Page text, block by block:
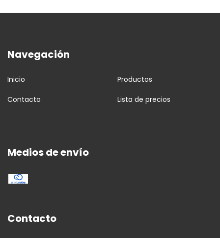
Navegación
Inicio Productos
Contacto Lista de precios
Medios de envío
Contacto